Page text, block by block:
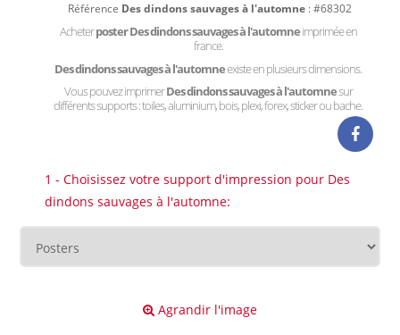
Référence Des dindons sauvages à l'automne : #68302
Acheterposter Des dindons sauvages à l'automneimprimée en
france.
Des dindons sauvages à l'automneexiste en plusieurs dimensions.
Vous pouvez imprimerDes dindons sauvages à l'automnesur
différents supports : toiles, aluminium, bois, plexi, forex, sticker ou bache.
1 - Choisissez votre support d'impression pour Des
dindons sauvages à l'automne:
Agrandir l'image